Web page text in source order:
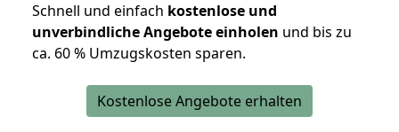
Schnell und einfach kostenlose und
unverbindliche Angebote einholen und bis zu
ca. 60 % Umzugskosten sparen.
Kostenlose Angebote erhalten